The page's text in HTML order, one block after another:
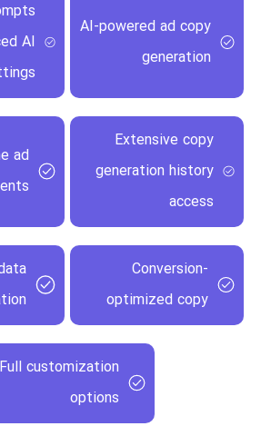
AI-powered ad copy
generation
AI
Extensive copy
generation history
access
ad
Conversion-
optimized copy
Full customization
options